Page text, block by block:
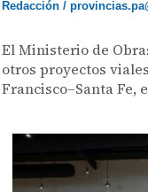
Redacción /
El Ministerio de
otros proyectos
Francisco–Santa Fe,